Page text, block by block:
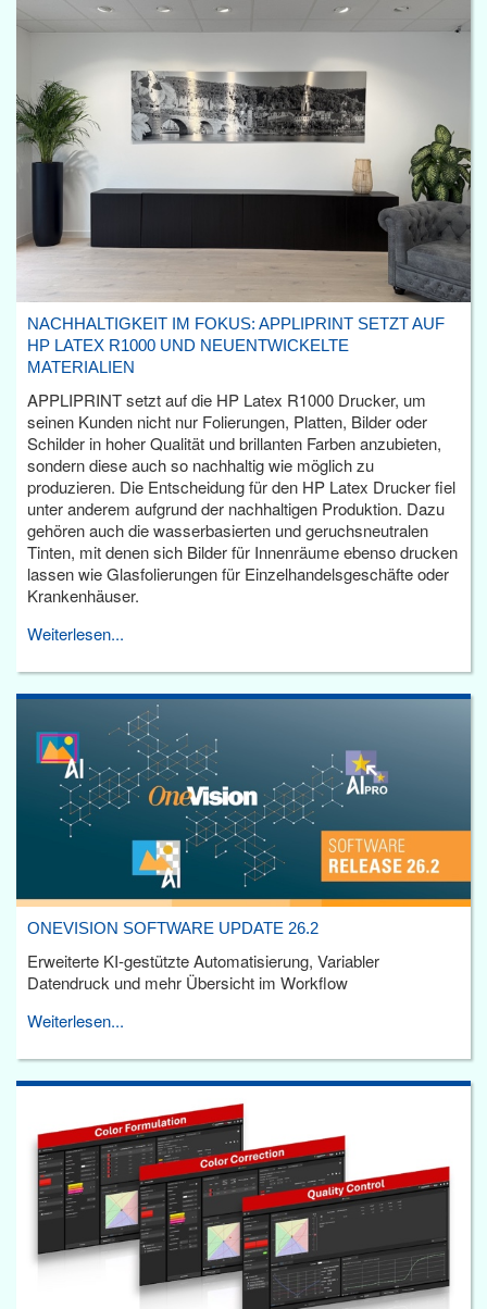
NACHHALTIGKEIT IM FOKUS: APPLIPRINT SETZT AUF
HP LATEX R1000 UND NEUENTWICKELTE
MATERIALIEN
APPLIPRINT setzt auf die HP Latex R1000 Drucker, um
seinen Kunden nicht nur Folierungen, Platten, Bilder oder
Schilder in hoher Qualität und brillanten Farben anzubieten,
sondern diese auch so nachhaltig wie möglich zu
produzieren. Die Entscheidung für den HP Latex Drucker fiel
unter anderem aufgrund der nachhaltigen Produktion. Dazu
gehören auch die wasserbasierten und geruchsneutralen
Tinten, mit denen sich Bilder für Innenräume ebenso drucken
lassen wie Glasfolierungen für Einzelhandelsgeschäfte oder
Krankenhäuser.
Weiterlesen...
ONEVISION SOFTWARE UPDATE 26.2
Erweiterte KI-gestützte Automatisierung, Variabler
Datendruck und mehr Übersicht im Workflow
Weiterlesen...